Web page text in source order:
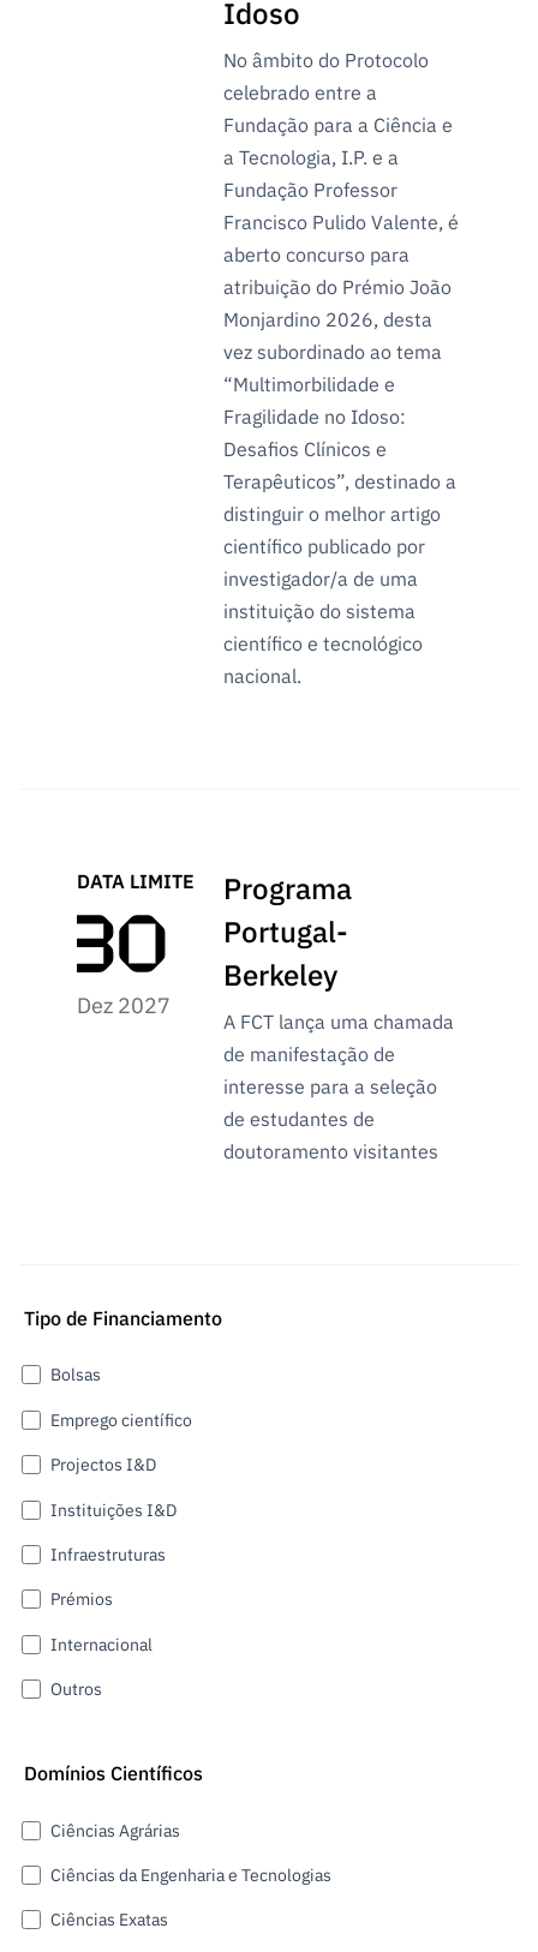
Idoso
No âmbito do Protocolo
celebrado entre a
Fundação para a Ciência e
a Tecnologia, I.P. e a
Fundação Professor
Francisco Pulido Valente, é
aberto concurso para
atribuição do Prémio João
Monjardino 2026, desta
vez subordinado ao tema
“Multimorbilidade e
Fragilidade no Idoso:
Desafios Clínicos e
Terapêuticos”, destinado a
distinguir o melhor artigo
científico publicado por
investigador/a de uma
instituição do sistema
científico e tecnológico
nacional.
DATA LIMITE
Dez 2027
Programa
Portugal-
Berkeley
A FCT lança uma chamada
de manifestação de
interesse para a seleção
de estudantes de
doutoramento visitantes
Tipo de Financiamento
Bolsas
Emprego científico
Projectos I&D
Instituições I&D
Infraestruturas
Prémios
Internacional
Outros
Domínios Científicos
Ciências Agrárias
Ciências da Engenharia e Tecnologias
Ciências Exatas